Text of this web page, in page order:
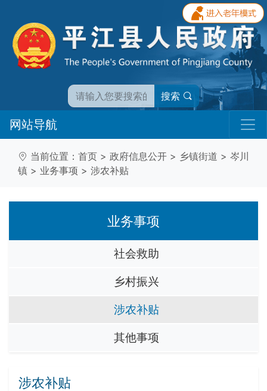
搜索
网站导航
当前位置： 首页 > 政府信息公开 > 乡镇街道 > 岑川
镇 > 业务事项 > 涉农补贴
业务事项
社会救助
乡村振兴
涉农补贴
其他事项
涉农补贴